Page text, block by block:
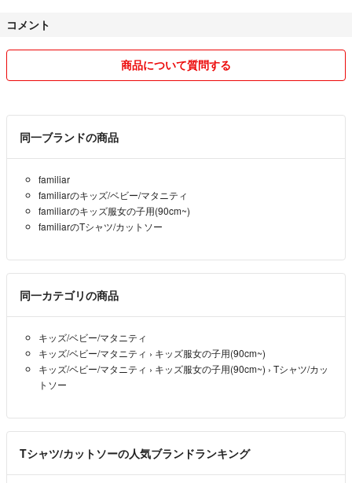
める細かい方はフリマアプリではなく、店舗で"定価"で購入してくださ
娠中でして、夜に購入され、予定日より早く午前6時前に破水、そのま
ま出産と産後入院で動けないため、事情を説明しキャンセルをお薦めし
ましたところ、相手方から待つと連絡が返ってきたため、退院後翌日に
お品物も雨のためジップロックに入れると連絡しておりました。
お値下げ対応もし、届いた後には大変良いメッセージを頂いたのに、メ
ッセージとは真逆の評価をされ、まさに二重人格で大変驚きました。
でしょうか。
こんな事なら購入して欲しく無かったと思ってます...
コメント
商品について質問する
同一ブランドの商品
familiar
familiarのキッズ/ベビー/マタニティ
familiarのキッズ服女の子用(90cm~)
familiarのTシャツ/カットソー
同一カテゴリの商品
キッズ/ベビー/マタニティ
キッズ/ベビー/マタニティ › キッズ服女の子用(90cm~)
キッズ/ベビー/マタニティ › キッズ服女の子用(90cm~) › Tシャツ/カッ
トソー
Tシャツ/カットソーの人気ブランドランキング